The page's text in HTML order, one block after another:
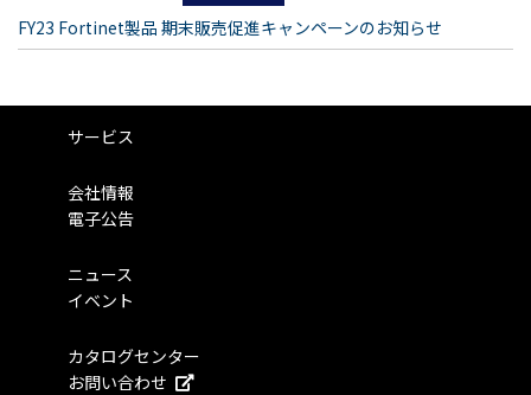
FY23 Fortinet製品 期末販売促進キャンペーンのお知らせ
サービス
会社情報
電子公告
ニュース
イベント
カタログセンター
お問い合わせ